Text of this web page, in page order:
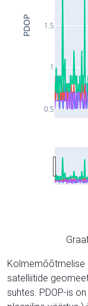
0.5
1
1.5
PDOP
Kolmemõõtmelise
satelliitide
suhtes. PDOP-is